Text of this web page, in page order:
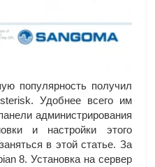
популярность получил
Удобнее всего им
администрирования
и настройки этого
в этой статье. За
8. Установка на сервер